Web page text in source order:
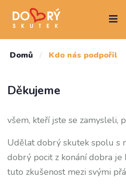
Domů / Kdo nás podpořil
Děkujeme
všem, kteří jste se zamysleli,
Udělat dobrý skutek spolu s
dobrý pocit z konání dobra je
tuto zkušenost mezi svými